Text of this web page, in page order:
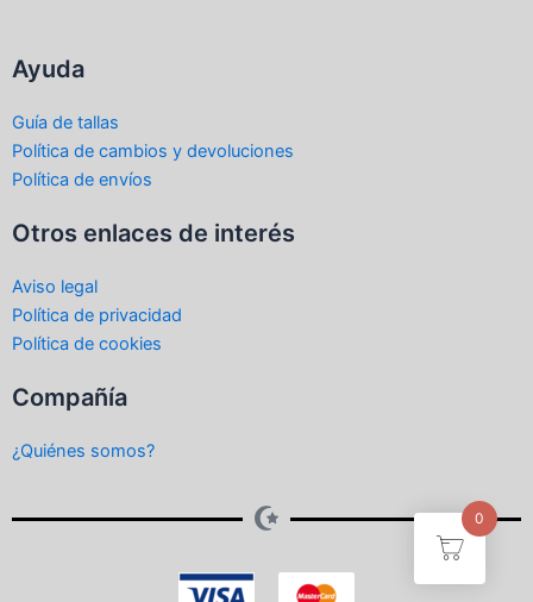
Ayuda
Guía de tallas
Política de cambios y devoluciones
Política de envíos
Otros enlaces de interés
Aviso legal
Política de privacidad
Política de cookies
Compañía
¿Quiénes somos?
0